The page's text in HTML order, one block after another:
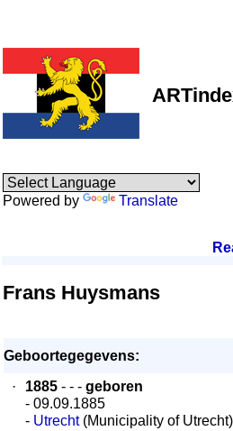
Powered by Translate
Frans Huysmans
Geboortegegevens:
·
1885 - - - geboren
- 09.09.1885
- Utrecht(Municipality of Utrecht)